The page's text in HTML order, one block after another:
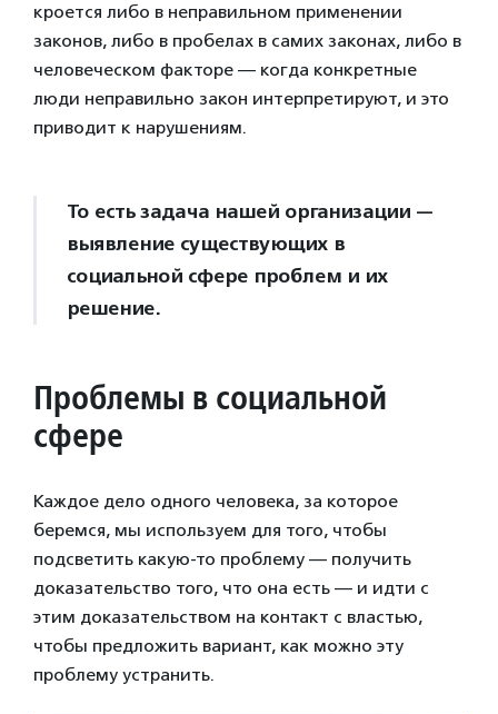
кроется либо в неправильном применении
законов, либо в пробелах в самих законах, либо в
человеческом факторе — когда конкретные
люди неправильно закон интерпретируют, и это
приводит к нарушениям.
То есть задача нашей организации —
выявление существующих в
социальной сфере проблем и их
решение.
Проблемы в социальной
сфере
Каждое дело одного человека, за которое
беремся, мы используем для того, чтобы
подсветить какую-то проблему — получить
доказательство того, что она есть — и идти с
этим доказательством на контакт с властью,
чтобы предложить вариант, как можно эту
проблему устранить.